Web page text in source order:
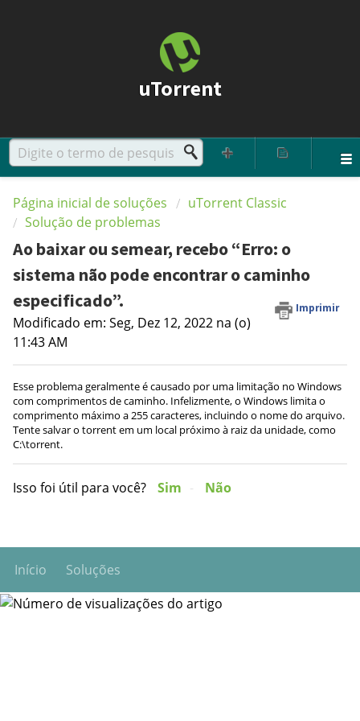
uTorrent
Página inicial de soluções
uTorrent Classic
Solução de problemas
Ao baixar ou semear, recebo “Erro: o
sistema não pode encontrar o caminho
especificado”.
Imprimir
Modificado em: Seg, Dez 12, 2022 na (o)
11:43 AM
Esse problema geralmente é causado por uma limitação no Windows
com comprimentos de caminho. Infelizmente, o Windows limita o
comprimento máximo a 255 caracteres, incluindo o nome do arquivo.
Tente salvar o torrent em um local próximo à raiz da unidade, como
C:\torrent.
Isso foi útil para você? Sim Não
Início Soluções